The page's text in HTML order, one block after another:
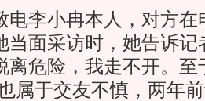
李小冉本人，对方在
当面采访时，她告诉记
离危险，我走不开。
属于交友不慎，两年